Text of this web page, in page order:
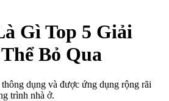
Gì Top 5 Giải
Bỏ Qua
dụng và được ứng dụng rộng rãi
trình nhà ở.